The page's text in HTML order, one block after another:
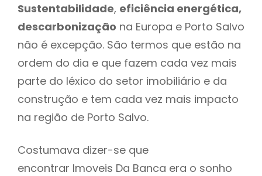
Sustentabilidade, eficiência energética,
descarbonização na Europa e Porto Salvo
não é excepção. São termos que estão na
ordem do dia e que fazem cada vez mais
parte do léxico do setor imobiliário e da
construção e tem cada vez mais impacto
na região de Porto Salvo.
Costumava dizer-se que
encontrar Imoveis Da Banca era o sonho